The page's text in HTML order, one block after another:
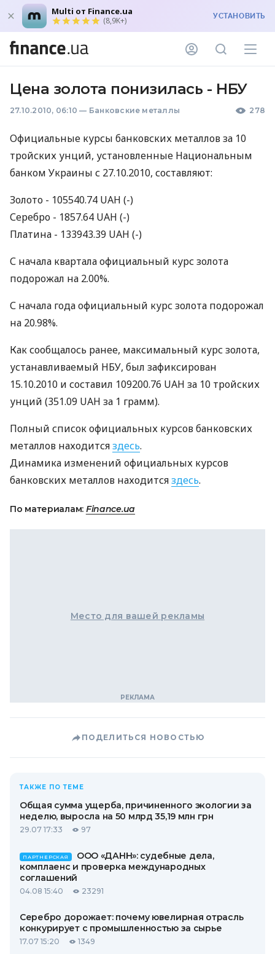
Multi от Finance.ua
(8,9K+) УСТАНОВИТЬ
Цена золота понизилась - НБУ
27.10.2010, 06:10 — Банковские металлы 278
Официальные курсы банковских металлов за 10
тройских унций, установленные Национальным
банком Украины с 27.10.2010, составляют:
Золото - 105540.74 UAH (-)
Серебро - 1857.64 UAH (-)
Платина - 133943.39 UAH (-)
С начала квартала официальный курс золота
подорожал на 2.00%.
С начала года официальный курс золота подорожал
на 20.98%.
Как сообщалось ранее, максимальный курс золота,
устанавливаемый НБУ, был зафиксирован
15.10.2010 и составил 109200.76 UAH за 10 тройских
унций (351.09 UAH за 1 грамм).
Полный список официальных курсов банковских
металлов находитсяздесь.
Динамика изменений официальных курсов
банковских металлов находитсяздесь.
По материалам: Finance.ua
Место для вашей рекламы
ПОДЕЛИТЬСЯ НОВОСТЬЮ
ТАКЖЕ ПО ТЕМЕ
Общая сумма ущерба, причиненного экологии за
неделю, выросла на 50 млрд 35,19 млн грн
29.07 17:33 97
ПАРТНЕРСКАЯ
ООО «ДАНН»: судебные дела,
комплаенс и проверка международных
соглашений
04.08 15:40 23291
Серебро дорожает: почему ювелирная отрасль
конкурирует с промышленностью за сырье
17.07 15:20 1349